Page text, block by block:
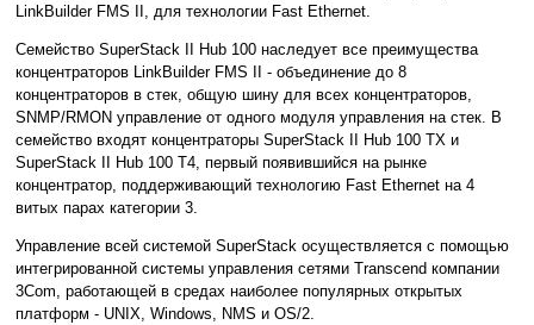
LinkBuilder FMS II, для технологии Fast Ethernet.
Семейство SuperStack II Hub 100 наследует все преимущества
концентраторов LinkBuilder FMS II - объединение до 8
концентраторов в стек, общую шину для всех концентраторов,
SNMP/RMON управление от одного модуля управления на стек. В
семейство входят концентраторы SuperStack II Hub 100 TХ и
SuperStack II Hub 100 T4, первый появившийся на рынке
концентратор, поддерживающий технологию Fast Ethernet на 4
витых парах категории 3.
Управление всей системой SuperStack осуществляется с помощью
интегрированной системы управления сетями Transcend компании
3Com, работающей в средах наиболее популярных открытых
платформ - UNIX, Windows, NMS и OS/2.